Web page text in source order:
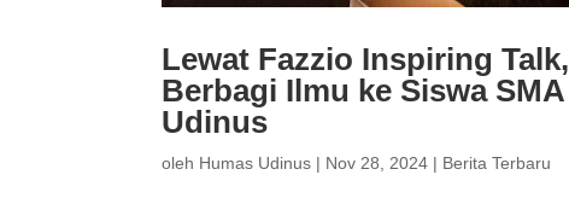
Lewat Fazzio Inspiring
Berbagi Ilmu ke Siswa
Udinus
oleh Humas Udinus | Nov 28, 2024 | Berita Terbaru